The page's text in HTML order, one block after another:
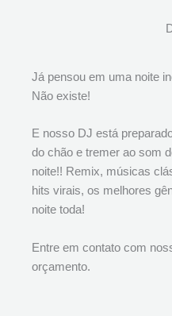
Já pensou em uma noite
Não existe!
E nosso DJ está
do chão e tremer ao som
noite!! Remix, músicas
hits virais, os melhores
noite toda!
Entre em contato com
orçamento.